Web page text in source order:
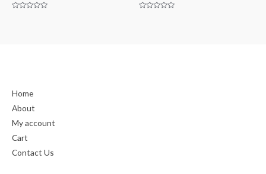
Home
About
My account
Cart
Contact Us